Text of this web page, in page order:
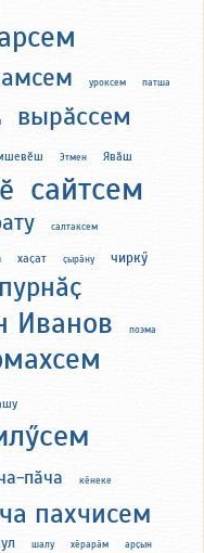
уроксем патша
вырӑссем
Этмен Явӑш
сайтсем
салтаксем
хаҫат ҫырӑну чиркӳ
пурнӑҫ
Иванов поэма
пӑча кӗнеке
пахчисем
шалу хӗрарӑм
арҫын